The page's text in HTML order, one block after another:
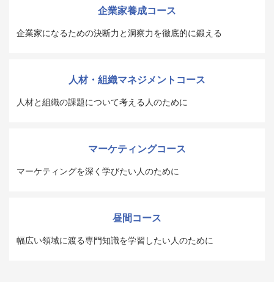
企業家養成コース
企業家になるための決断力と洞察力を徹底的に鍛える
人材・組織マネジメントコース
人材と組織の課題について考える人のために
マーケティングコース
マーケティングを深く学びたい人のために
昼間コース
幅広い領域に渡る専門知識を学習したい人のために